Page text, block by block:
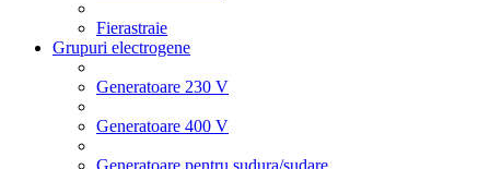
Fierastraie
Grupuri electrogene
Generatoare 230 V
Generatoare 400 V